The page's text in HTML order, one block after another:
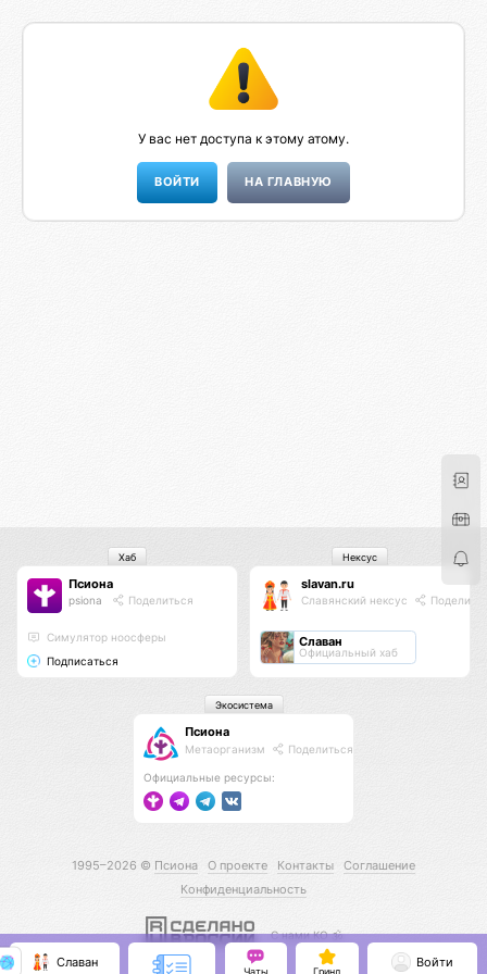
У вас нет доступа к этому атому.
НА ГЛАВНУЮ
Псиона
psiona Поделиться
Cимулятор ноосферы
Подписаться
Хаб
slavan.ru
Славянский нексус
Славан
Официальный хаб
Нексус
Псиона
Метаорганизм Поделиться
Официальные ресурсы:
Экосистема
1995–2026 © Псиона О проекте Контакты
Соглашение
Конфиденциальность
С нами КО 🕉️
Славан
Чаты Гринд
Войти